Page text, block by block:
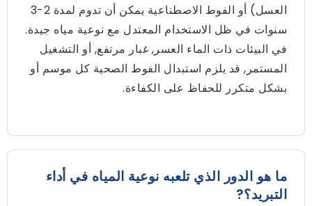
العسل) أو الفوط الاصطناعية يمكن أن تدوم لمدة 2-3
سنوات في ظل الاستخدام المعتدل مع نوعية مياه جيدة.
في البيئات ذات الماء العسر, غبار مرتفع, أو التشغيل
المستمر, قد يلزم استبدال الفوط الصحية كل موسم أو
بشكل متكرر للحفاظ على الكفاءة.
ما هو الدور الذي تلعبه نوعية المياه في أداء
التبريد؟?